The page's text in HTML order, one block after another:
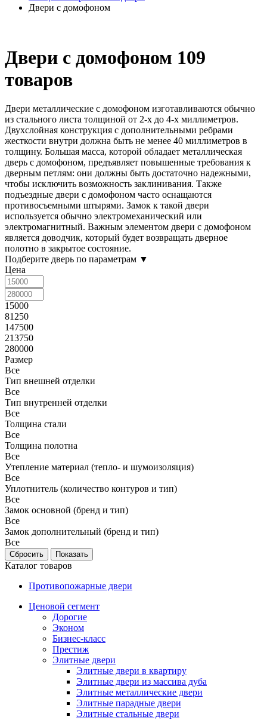
Двери с домофоном
Двери с домофоном 109
товаров
Двери металлические с домофоном изготавливаются обычно
из стального листа толщиной от 2-х до 4-х миллиметров.
Двухслойная конструкция с дополнительными ребрами
жесткости внутри должна быть не менее 40 миллиметров в
толщину. Большая масса, которой обладает металлическая
дверь с домофоном, предъявляет повышенные требования к
дверным петлям: они должны быть достаточно надежными,
чтобы исключить возможность заклинивания. Также
подъездные двери с домофоном часто оснащаются
противосъемными штырями. Замок к такой двери
используется обычно электромеханический или
электромагнитный. Важным элементом двери с домофоном
является доводчик, который будет возвращать дверное
полотно в закрытое состояние.
Подберите дверь по параметрам ▼
Цена
15000
81250
147500
213750
280000
Размер
Все
Тип внешней отделки
Все
Тип внутренней отделки
Все
Толщина стали
Все
Толщина полотна
Все
Утепление материал (тепло- и шумоизоляция)
Все
Уплотнитель (количество контуров и тип)
Все
Замок основной (бренд и тип)
Все
Замок дополнительный (бренд и тип)
Все
Каталог товаров
Противопожарные двери
Ценовой сегмент
Дорогие
Эконом
Бизнес-класс
Престиж
Элитные двери
Элитные двери в квартиру
Элитные двери из массива дуба
Элитные металлические двери
Элитные парадные двери
Элитные стальные двери